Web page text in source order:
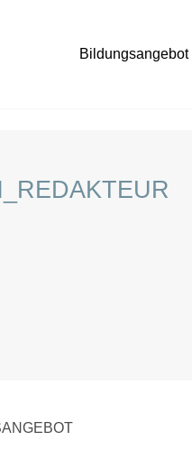
Bildungsangebot